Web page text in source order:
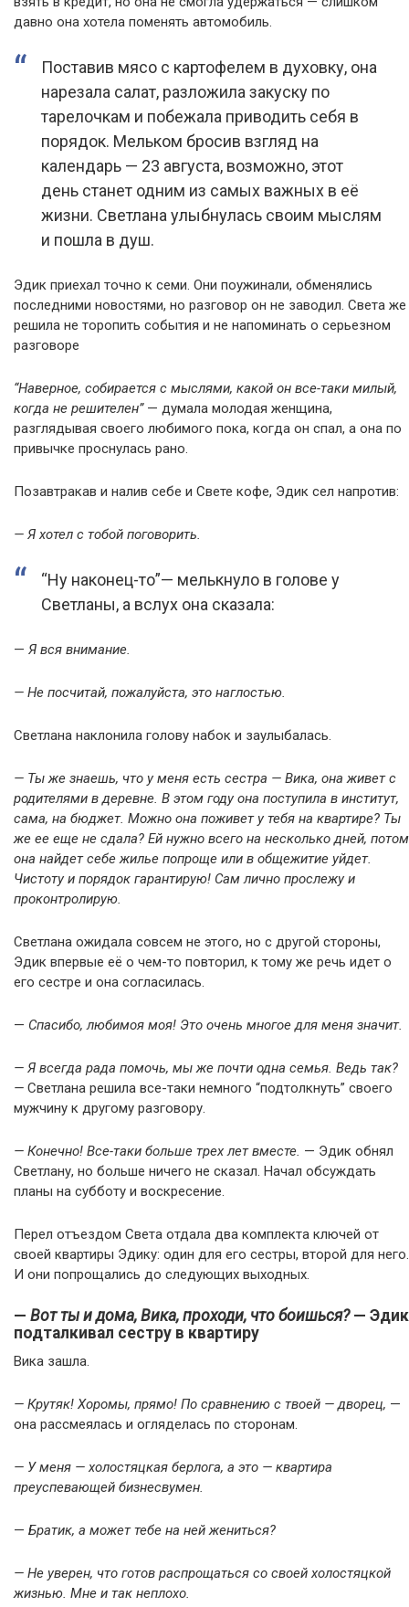
давно она хотела поменять автомобиль.
Поставив мясо с картофелем в духовку, она
нарезала салат, разложила закуску по
тарелочкам и побежала приводить себя в
порядок. Мельком бросив взгляд на
календарь — 23 августа, возможно, этот
день станет одним из самых важных в её
жизни. Светлана улыбнулась своим мыслям
и пошла в душ.
Эдик приехал точно к семи. Они поужинали, обменялись
последними новостями, но разговор он не заводил. Света же
решила не торопить события и не напоминать о серьезном
разговоре
“Наверное, собирается с мыслями, какой он все-таки милый,
когда не решителен”— думала молодая женщина,
разглядывая своего любимого пока, когда он спал, а она по
привычке проснулась рано.
Позавтракав и налив себе и Свете кофе, Эдик сел напротив:
— Я хотел с тобой поговорить.
“Ну наконец-то”— мелькнуло в голове у
Светланы, а вслух она сказала:
— Я вся внимание.
— Не посчитай, пожалуйста, это наглостью.
Светлана наклонила голову набок и заулыбалась.
— Ты же знаешь, что у меня есть сестра — Вика, она живет с
родителями в деревне. В этом году она поступила в институт,
сама, на бюджет. Можно она поживет у тебя на квартире? Ты
же ее еще не сдала? Ей нужно всего на несколько дней, потом
она найдет себе жилье попроще или в общежитие уйдет.
Чистоту и порядок гарантирую! Сам лично прослежу и
проконтролирую.
Светлана ожидала совсем не этого, но с другой стороны,
Эдик впервые её о чем-то повторил, к тому же речь идет о
его сестре и она согласилась.
— Спасибо, любимоя моя! Это очень многое для меня значит.
— Я всегда рада помочь, мы же почти одна семья. Ведь так?
— Светлана решила все-таки немного “подтолкнуть” своего
мужчину к другому разговору.
— Конечно! Все-таки больше трех лет вместе. — Эдик обнял
Светлану, но больше ничего не сказал. Начал обсуждать
планы на субботу и воскресение.
Перел отъездом Света отдала два комплекта ключей от
своей квартиры Эдику: один для его сестры, второй для него.
И они попрощались до следующих выходных.
— Вот ты и дома, Вика, проходи, что боишься?— Эдик
подталкивал сестру в квартиру
Вика зашла.
— Крутяк! Хоромы, прямо! По сравнению с твоей — дворец, —
она рассмеялась и огляделась по сторонам.
— У меня — холостяцкая берлога, а это — квартира
преуспевающей бизнесвумен.
— Братик, а может тебе на ней жениться?
— Не уверен, что готов распрощаться со своей холостяцкой
жизнью. Мне и так неплохо.